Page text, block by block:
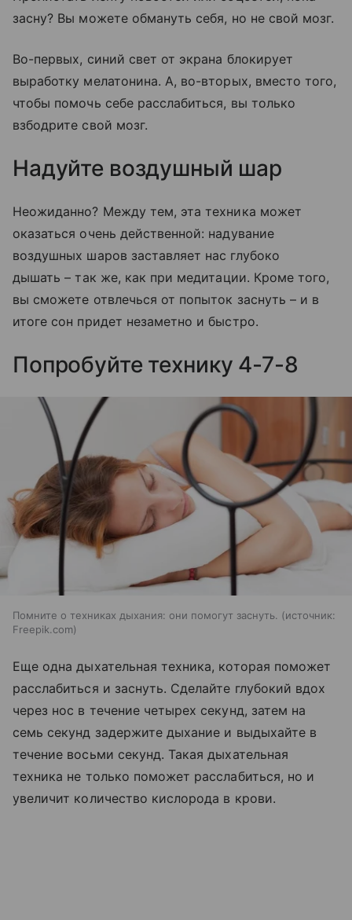
засну? Вы можете обмануть себя, но не свой мозг.
Во-первых, синий свет от экрана блокирует
выработку мелатонина. А, во-вторых, вместо того,
чтобы помочь себе расслабиться, вы только
взбодрите свой мозг.
Надуйте воздушный шар
Неожиданно? Между тем, эта техника может
оказаться очень действенной: надувание
воздушных шаров заставляет нас глубоко
дышать– так же, как при медитации. Кроме того,
вы сможете отвлечься от попыток заснуть – и в
итоге сон придет незаметно и быстро.
Попробуйте технику 4-7-8
Помните о техниках дыхания: они помогут заснуть.
источник:
Freepik.com
Еще одна дыхательная техника, которая поможет
расслабиться и заснуть. Сделайте глубокий вдох
через нос в течение четырех секунд, затем на
семь секунд задержите дыхание и выдыхайте в
течение восьми секунд. Такая дыхательная
техника не только поможет расслабиться, но и
увеличит количество кислорода в крови.